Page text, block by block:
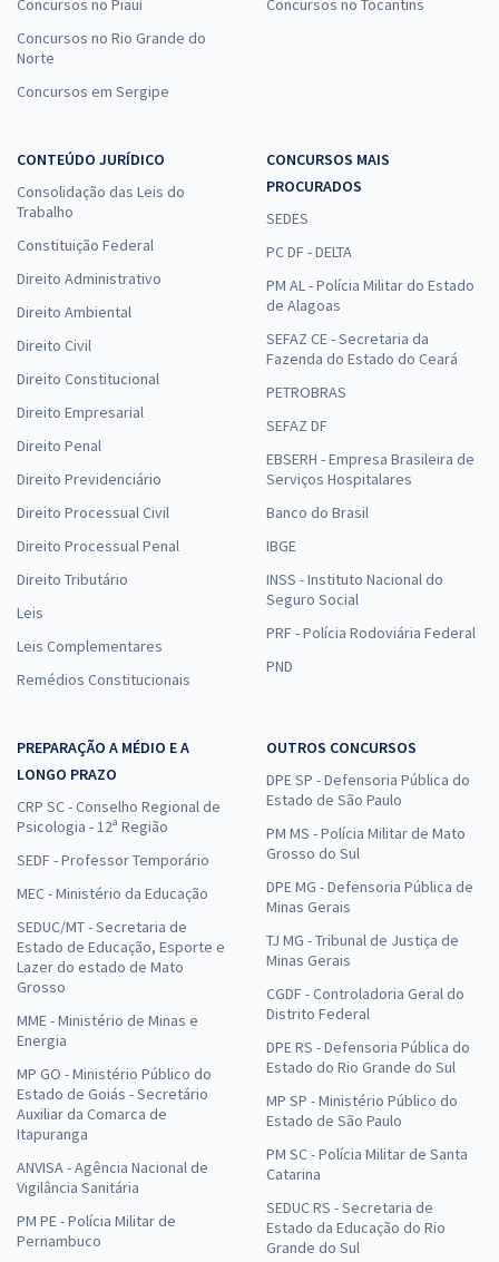
Concursos no Piauí
Concursos no Rio Grande do
Norte
Concursos em Sergipe
Concursos no Tocantins
CONTEÚDO JURÍDICO
Consolidação das Leis do
Trabalho
Constituição Federal
Direito Administrativo
Direito Ambiental
Direito Civil
Direito Constitucional
Direito Empresarial
Direito Penal
Direito Previdenciário
Direito Processual Civil
Direito Processual Penal
Direito Tributário
Leis
Leis Complementares
Remédios Constitucionais
CONCURSOS MAIS
PROCURADOS
SEDES
PC DF - DELTA
PM AL - Polícia Militar do Estado
de Alagoas
SEFAZ CE - Secretaria da
Fazenda do Estado do Ceará
PETROBRAS
SEFAZ DF
EBSERH - Empresa Brasileira de
Serviços Hospitalares
Banco do Brasil
IBGE
INSS - Instituto Nacional do
Seguro Social
PRF - Polícia Rodoviária Federal
PND
PREPARAÇÃO A MÉDIO E A
LONGO PRAZO
CRP SC - Conselho Regional de
Psicologia - 12ª Região
SEDF - Professor Temporário
MEC - Ministério da Educação
SEDUC/MT - Secretaria de
Estado de Educação, Esporte e
Lazer do estado de Mato
Grosso
MME - Ministério de Minas e
Energia
MP GO - Ministério Público do
Estado de Goiás - Secretário
Auxiliar da Comarca de
Itapuranga
ANVISA - Agência Nacional de
Vigilância Sanitária
PM PE - Polícia Militar de
Pernambuco
OUTROS CONCURSOS
DPE SP - Defensoria Pública do
Estado de São Paulo
PM MS - Polícia Militar de Mato
Grosso do Sul
DPE MG - Defensoria Pública de
Minas Gerais
TJ MG - Tribunal de Justiça de
Minas Gerais
CGDF - Controladoria Geral do
Distrito Federal
DPE RS - Defensoria Pública do
Estado do Rio Grande do Sul
MP SP - Ministério Público do
Estado de São Paulo
PM SC - Polícia Militar de Santa
Catarina
SEDUC RS - Secretaria de
Estado da Educação do Rio
Grande do Sul